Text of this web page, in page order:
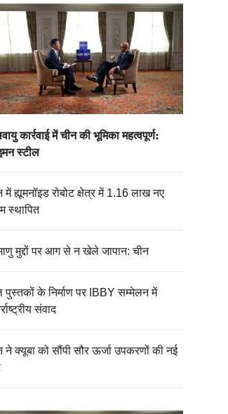
कार्रवाई में चीन की भूमिका महत्वपूर्ण:
स्टील
में ह्यूमनॉइड रोबोट क्षेत्र में 1.16 लाख नए
स्थापित
मुद्दों पर आग से न खेले जापान: चीन
पुस्तकों के निर्माण पर IBBY सम्मेलन में
संवाद
ने क्यूबा को सौंपी सौर ऊर्जा उपकरणों की नई